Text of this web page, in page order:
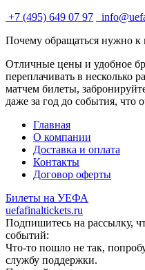
+7 (495) 649 07 97
Почему обращаться нужно к
Отличные цены и удобное
переплачивать в несколько
матчем билеты,
даже за год до события, что
Главная
О компании
Доставка и оплата
Контакты
Договор оферты
Билеты на УЕФА
uefafinaltickets.ru
Подпишитесь на рассылку,
событий:
Что-то пошло не так,
службу поддержки.